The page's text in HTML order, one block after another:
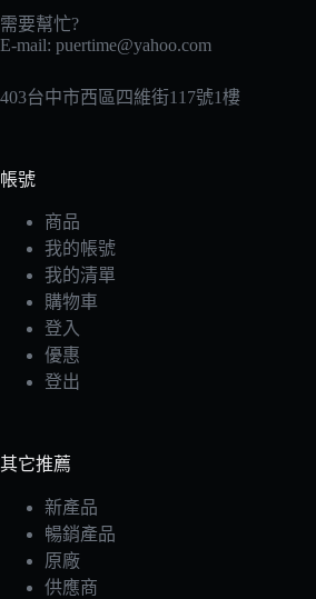
需要幫忙?
E-mail: puertime@yahoo.com
403台中市西區四維街117號1樓
帳號
商品
我的帳號
我的清單
購物車
登入
優惠
登出
其它推薦
新產品
暢銷產品
原廠
供應商